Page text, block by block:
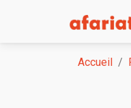
Accueil